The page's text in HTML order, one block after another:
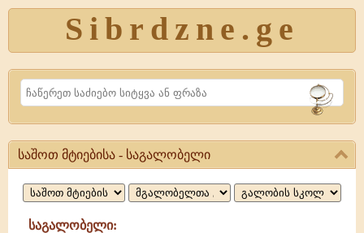
Sibrdzne.ge
Search
საშოთ
მტიებისა,
საგალობელი
საშოთ მტიებისა - საგალობელი
საგალობელი: